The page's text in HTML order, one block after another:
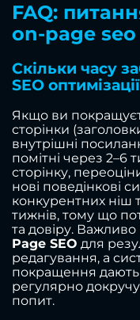
FAQ:
on-page seo
Скільки часу
SEO
Якщо ви
сторінки
внутрішні
помітні через 2–6
сторінку,
нові поведінкові
конкурентних ніш
тижнів, тому що
та довіру.
Page SEO для
редагування, а
покращення дають
регулярно
попит.